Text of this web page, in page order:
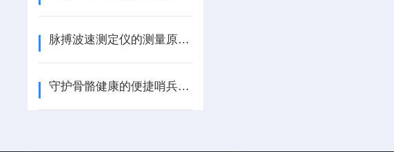
脉搏波速测定仪的测量原理与动脉弹性功能评价技术解析
守护骨骼健康的便捷哨兵：便携式超声骨密度仪的技术原理与应用前景